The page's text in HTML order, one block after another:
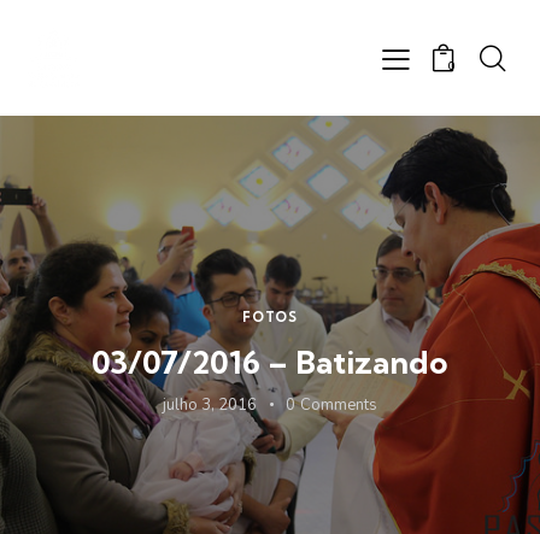
0
FOTOS
03/07/2016 – Batizando
julho 3, 2016 0 Comments